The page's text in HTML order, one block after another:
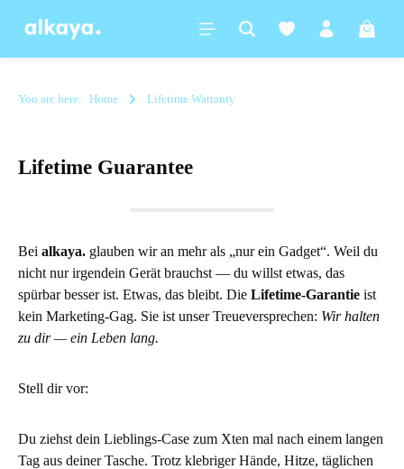
content
You are here: Home Lifetime Warranty
Lifetime Guarantee
Bei alkaya. glauben wir an mehr als „nur ein Gadget“. Weil du
nicht nur irgendein Gerät brauchst — du willst etwas, das
spürbar besser ist. Etwas, das bleibt. Die Lifetime-Garantie ist
kein Marketing-Gag. Sie ist unser Treueversprechen: Wir halten
zu dir — ein Leben lang.
Stell dir vor:
Du ziehst dein Lieblings-Case zum Xten mal nach einem langen
Tag aus deiner Tasche. Trotz klebriger Hände, Hitze, täglichen